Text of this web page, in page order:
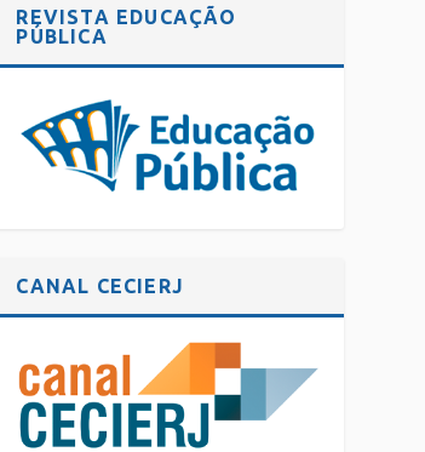
REVISTA EDUCAÇÃO
PÚBLICA
CANAL CECIERJ